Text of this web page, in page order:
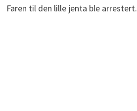
Faren til den lille jenta ble arrestert.